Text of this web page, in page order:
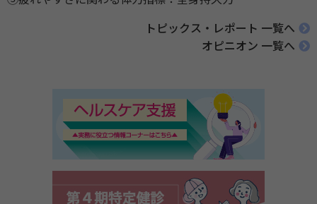
トピックス・レポート 一覧へ
オピニオン 一覧へ